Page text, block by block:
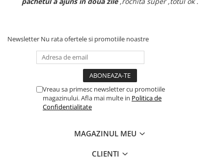
Newsletter Nu rata ofertele si promotiile noastre
Vreau sa primesc newsletter cu promotiile
magazinului. Afla mai multe in Politica de
Confidentialitate
MAGAZINUL MEU
CLIENTI